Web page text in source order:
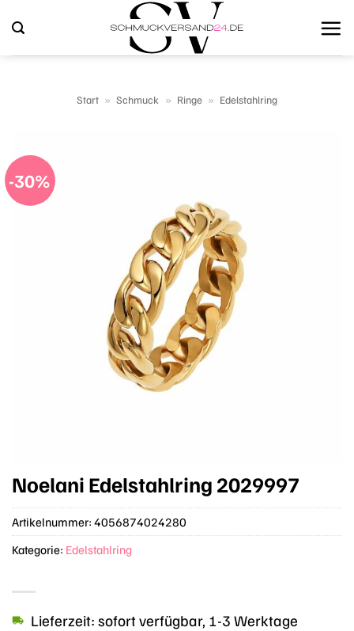
Inhalt
springen
Start » Schmuck » Ringe » Edelstahlring
-30%
Noelani Edelstahlring 2029997
Lieferzeit: sofort verfügbar, 1-3 Werktage
Artikelnummer: 4056874024280
Kategorie: Edelstahlring